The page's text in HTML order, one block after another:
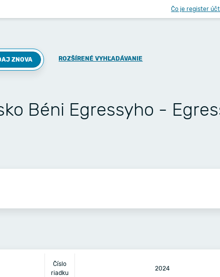
Čo je register
ZNOVA ROZŠÍRENÉ VYHĽADÁVANIE
Béni Egressyho -
Číslo
riadku
2024